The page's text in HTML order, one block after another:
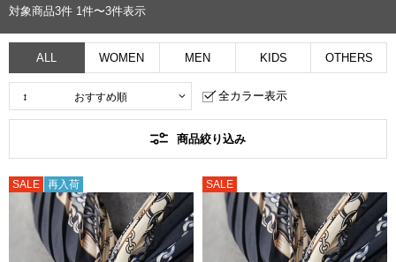
対象商品3件 1件〜3件表示
ALL WOMEN MEN KIDS OTHERS
全カラー表示
商品絞り込み
SALE 再入荷 SALE